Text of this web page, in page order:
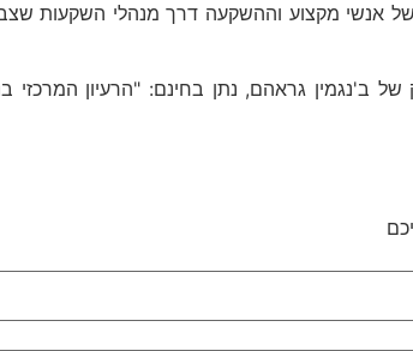
של אנשי מקצוע וההשקעה דרך מנהלי השקעות
של ב'נגמין גראהם, נתן בחינם: "הרעיון